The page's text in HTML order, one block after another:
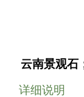
云南景观石
详细说明